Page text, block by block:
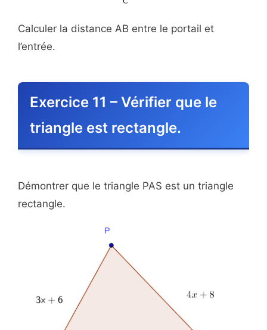
Calculer la distance AB entre le portail et
l’entrée.
Exercice 11 – Vérifier que le
triangle est rectangle.
Démontrer que le triangle PAS est un triangle
rectangle.